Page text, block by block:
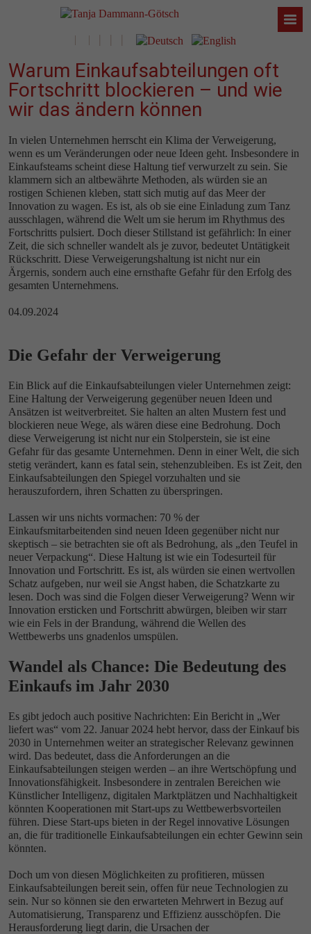
Warum Einkaufsabteilungen oft
Fortschritt blockieren – und wie
wir das ändern können
In vielen Unternehmen herrscht ein Klima der Verweigerung,
wenn es um Veränderungen oder neue Ideen geht. Insbesondere in
Einkaufsteams scheint diese Haltung tief verwurzelt zu sein. Sie
klammern sich an altbewährte Methoden, als würden sie an
rostigen Schienen kleben, statt sich mutig auf das Meer der
Innovation zu wagen. Es ist, als ob sie eine Einladung zum Tanz
ausschlagen, während die Welt um sie herum im Rhythmus des
Fortschritts pulsiert. Doch dieser Stillstand ist gefährlich: In einer
Zeit, die sich schneller wandelt als je zuvor, bedeutet Untätigkeit
Rückschritt. Diese Verweigerungshaltung ist nicht nur ein
Ärgernis, sondern auch eine ernsthafte Gefahr für den Erfolg des
gesamten Unternehmens.
04.09.2024
Die Gefahr der Verweigerung
Ein Blick auf die Einkaufsabteilungen vieler Unternehmen zeigt:
Eine Haltung der Verweigerung gegenüber neuen Ideen und
Ansätzen ist weitverbreitet. Sie halten an alten Mustern fest und
blockieren neue Wege, als wären diese eine Bedrohung. Doch
diese Verweigerung ist nicht nur ein Stolperstein, sie ist eine
Gefahr für das gesamte Unternehmen. Denn in einer Welt, die sich
stetig verändert, kann es fatal sein, stehenzubleiben. Es ist Zeit, den
Einkaufsabteilungen den Spiegel vorzuhalten und sie
herauszufordern, ihren Schatten zu überspringen.
Lassen wir uns nichts vormachen: 70 % der
Einkaufsmitarbeitenden sind neuen Ideen gegenüber nicht nur
skeptisch – sie betrachten sie oft als Bedrohung, als „den Teufel in
neuer Verpackung“. Diese Haltung ist wie ein Todesurteil für
Innovation und Fortschritt. Es ist, als würden sie einen wertvollen
Schatz aufgeben, nur weil sie Angst haben, die Schatzkarte zu
lesen. Doch was sind die Folgen dieser Verweigerung? Wenn wir
Innovation ersticken und Fortschritt abwürgen, bleiben wir starr
wie ein Fels in der Brandung, während die Wellen des
Wettbewerbs uns gnadenlos umspülen.
Wandel als Chance: Die Bedeutung des
Einkaufs im Jahr 2030
Es gibt jedoch auch positive Nachrichten: Ein Bericht in „Wer
liefert was“ vom 22. Januar 2024 hebt hervor, dass der Einkauf bis
2030 in Unternehmen weiter an strategischer Relevanz gewinnen
wird. Das bedeutet, dass die Anforderungen an die
Einkaufsabteilungen steigen werden – an ihre Wertschöpfung und
Innovationsfähigkeit. Insbesondere in zentralen Bereichen wie
Künstlicher Intelligenz, digitalen Marktplätzen und Nachhaltigkeit
könnten Kooperationen mit Start-ups zu Wettbewerbsvorteilen
führen. Diese Start-ups bieten in der Regel innovative Lösungen
an, die für traditionelle Einkaufsabteilungen ein echter Gewinn sein
könnten.
Doch um von diesen Möglichkeiten zu profitieren, müssen
Einkaufsabteilungen bereit sein, offen für neue Technologien zu
sein. Nur so können sie den erwarteten Mehrwert in Bezug auf
Automatisierung, Transparenz und Effizienz ausschöpfen. Die
Herausforderung liegt darin, die Ursachen der